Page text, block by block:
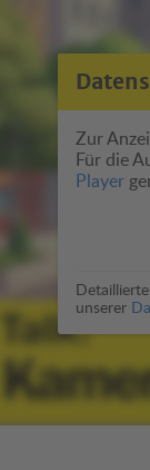
Zur
Für die
Player
unserer